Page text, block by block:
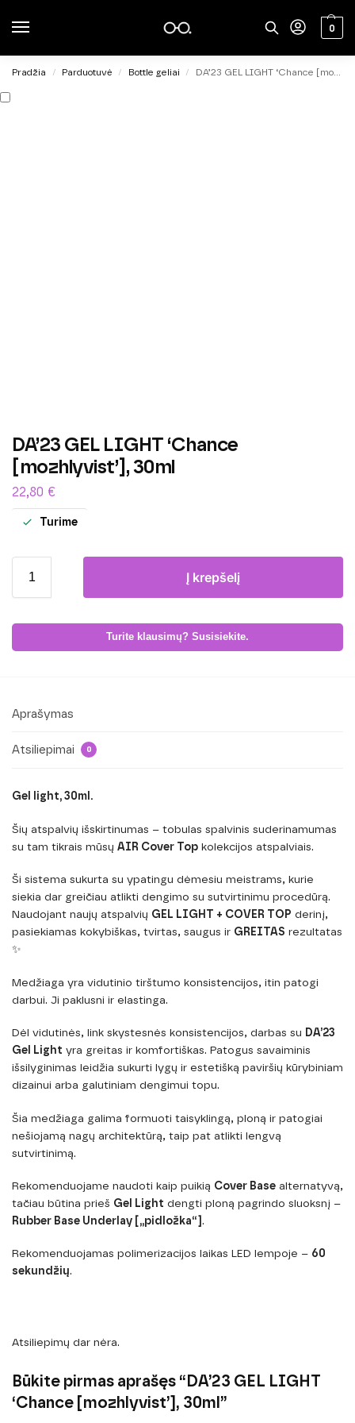
0
Pradžia / Parduotuvė / Bottle geliai / DA’23 GEL LIGHT ‘Chance [mozhlyvist’], 30ml
DA’23 GEL LIGHT ‘Chance
[mozhlyvist’], 30ml
22,80 €
Turime
Į krepšelį
Turite klausimų? Susisiekite.
Aprašymas
Atsiliepimai 0
Gel light, 30ml.
Šių atspalvių išskirtinumas – tobulas spalvinis suderinamumas
su tam tikrais mūsų AIR Cover Top kolekcijos atspalviais.
Ši sistema sukurta su ypatingu dėmesiu meistrams, kurie
siekia dar greičiau atlikti dengimo su sutvirtinimu procedūrą.
Naudojant naujų atspalvių GEL LIGHT + COVER TOP derinį,
pasiekiamas kokybiškas, tvirtas, saugus ir GREITAS rezultatas
✨
Medžiaga yra vidutinio tirštumo konsistencijos, itin patogi
darbui. Ji paklusni ir elastinga.
Dėl vidutinės, link skystesnės konsistencijos, darbas su DA’23
Gel Light yra greitas ir komfortiškas. Patogus savaiminis
išsilyginimas leidžia sukurti lygų ir estetišką paviršių kūrybiniam
dizainui arba galutiniam dengimui topu.
Šia medžiaga galima formuoti taisyklingą, ploną ir patogiai
nešiojamą nagų architektūrą, taip pat atlikti lengvą
sutvirtinimą.
Rekomenduojame naudoti kaip puikią Cover Base alternatyvą,
tačiau būtina prieš Gel Light dengti ploną pagrindo sluoksnį –
Rubber Base Underlay [„pidložka“].
Rekomenduojamas polimerizacijos laikas LED lempoje – 60
sekundžių.
Atsiliepimų dar nėra.
Būkite pirmas aprašęs “DA’23 GEL LIGHT
‘Chance [mozhlyvist’], 30ml”